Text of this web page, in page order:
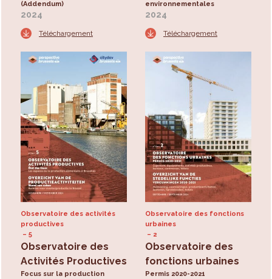
(Addendum)
2024
Téléchargement
environnementales
2024
Téléchargement
Observatoire des activités
productives
5
Observatoire des
Activités Productives
Focus sur la production
Observatoire des fonctions
urbaines
2
Observatoire des
fonctions urbaines
Permis 2020-2021